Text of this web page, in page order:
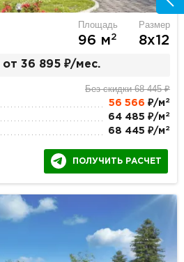
Площадь
96 м2
Размер
8х12
от 36 895 ₽/мес.
Без скидки 68 445 ₽
56 566 ₽/м 2
64 485 ₽/м 2
68 445 ₽/м 2
ПОЛУЧИТЬ РАСЧЕТ